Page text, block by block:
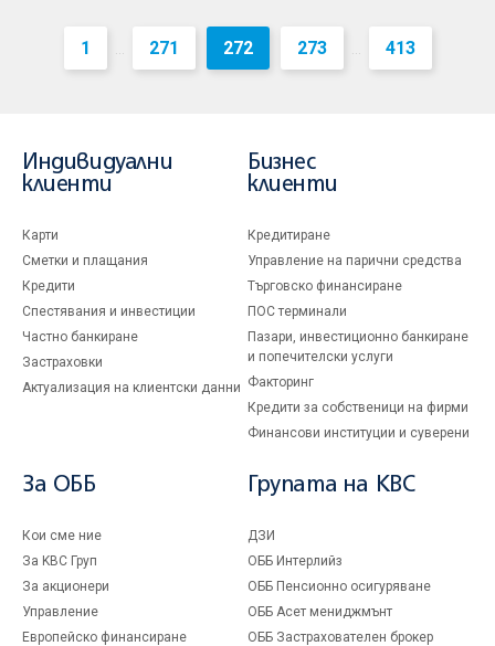
1 ... 271 272 273 ... 413
Индивидуални
клиенти
Карти
Сметки и плащания
Кредити
Спестявания и инвестиции
Частно банкиране
Застраховки
Актуализация на клиентски данни
Бизнес
клиенти
Кредитиране
Управление на парични средства
Търговско финансиране
ПОС терминали
Пазари, инвестиционно банкиране
и попечителски услуги
Факторинг
Кредити за собственици на фирми
Финансови институции и суверени
За ОББ
Кои сме ние
За KBC Груп
За акционери
Управление
Европейско финансиране
Групата на KBC
ДЗИ
ОББ Интерлийз
ОББ Пенсионно осигуряване
ОББ Асет мениджмънт
ОББ Застрахователен брокер